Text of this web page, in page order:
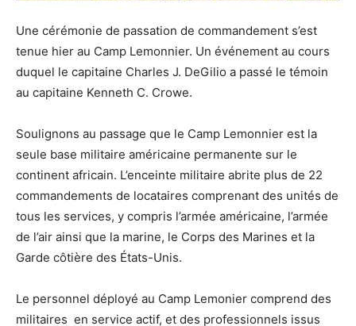
Une cérémonie de passation de commandement s’est
tenue hier au Camp Lemonnier. Un événement au cours
duquel le capitaine Charles J. DeGilio a passé le témoin
au capitaine Kenneth C. Crowe.
Soulignons au passage que le Camp Lemonnier est la
seule base militaire américaine permanente sur le
continent africain. L’enceinte militaire abrite plus de 22
commandements de locataires comprenant des unités de
tous les services, y compris l’armée américaine, l’armée
de l’air ainsi que la marine, le Corps des Marines et la
Garde côtière des États-Unis.
Le personnel déployé au Camp Lemonier comprend des
militaires en service actif, et des professionnels issus